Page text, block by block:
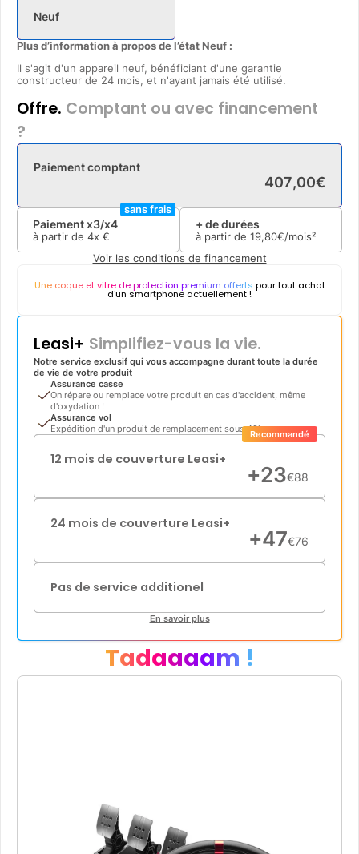
Neuf
Plus d’information à propos de l’état Neuf :
Il s'agit d'un appareil neuf, bénéficiant d'une garantie
constructeur de 24 mois, et n'ayant jamais été utilisé.
Offre. Comptant ou avec financement
?
Paiement comptant
407,00€
Paiement x3/x4
à partir de 4x €
sans frais
+ de durées
à partir de 19,80€/mois²
Voir les conditions de financement
Une coque et vitre de protection premium offerts pour tout achat
d'un smartphone actuellement !
Leasi+ Simplifiez-vous la vie.
Notre service exclusif qui vous accompagne durant toute la durée
de vie de votre produit
Assurance casse
On répare ou remplace votre produit en cas d'accident, même
d'oxydation !
Assurance vol
Expédition d'un produit de remplacement sous 48h
12 mois de couverture Leasi+
+23€88
Recommandé
24 mois de couverture Leasi+
+47€76
Pas de service additionel
En savoir plus
Tadaaaam !